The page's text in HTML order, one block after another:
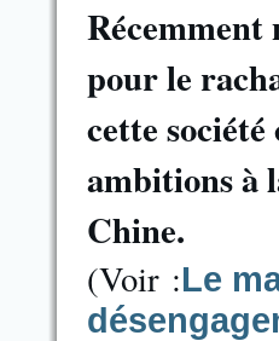
Récemment
pour le
cette
ambitions à
Chine.
(Voir :Le